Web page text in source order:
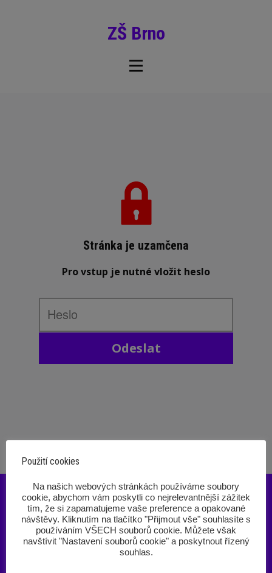
ZŠ Brno
Stránka je uzamčena
Pro vstup je nutné vložit heslo
Odeslat
Použití cookies
‎Na našich webových stránkách používáme soubory
cookie, abychom vám poskytli co nejrelevantnější zážitek
tím, že si zapamatujeme vaše preference a opakované
návštěvy. Kliknutím na tlačítko "Přijmout vše" souhlasíte s
používáním VŠECH souborů cookie. Můžete však
navštívit "Nastavení souborů cookie" a poskytnout řízený
souhlas.‎